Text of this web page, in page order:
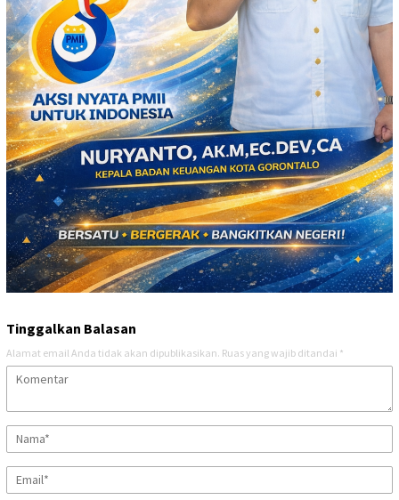
Tinggalkan Balasan
Alamat email Anda tidak akan dipublikasikan. Ruas yang wajib ditandai *